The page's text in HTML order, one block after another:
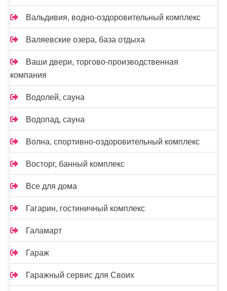
Вальдивия, водно-оздоровительный комплекс
Валяевские озера, база отдыха
Ваши двери, торгово-производственная
компания
Водолей, сауна
Водопад, сауна
Волна, спортивно-оздоровительный комплекс
Восторг, банный комплекс
Все для дома
Гагарин, гостиничный комплекс
Галамарт
Гараж
Гаражный сервис для Своих